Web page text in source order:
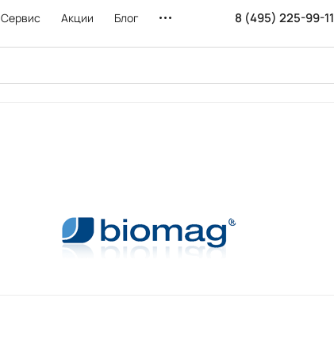
Сервис Акции Блог 8 (495) 225-99-11